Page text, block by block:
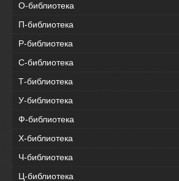
О-библиотека
П-библиотека
Р-библиотека
С-библиотека
Т-библиотека
У-библиотека
Ф-библиотека
Х-библиотека
Ч-библиотека
Ц-библиотека